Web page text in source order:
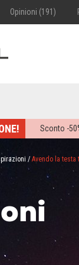
Opinioni (191)
Sconto -
/ Avendo la testa